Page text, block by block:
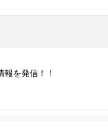
報を発信！！